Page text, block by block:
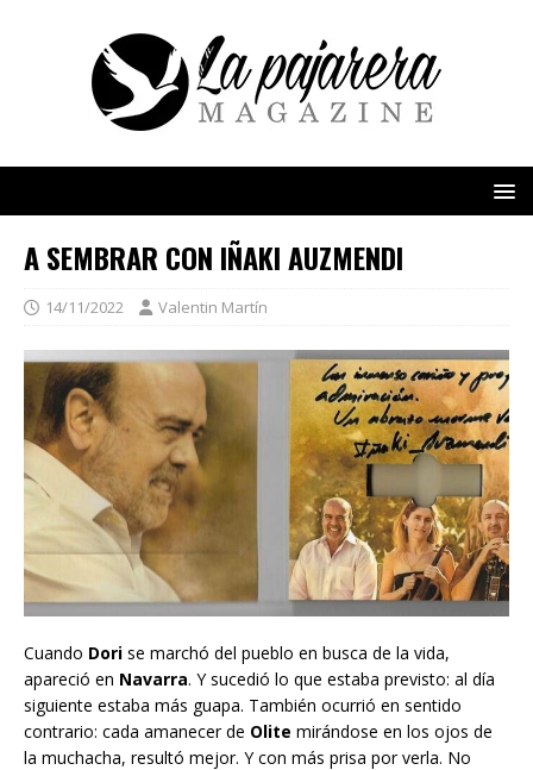
A SEMBRAR CON IÑAKI AUZMENDI
14/11/2022 Valentin Martín
Cuando Dori se marchó del pueblo en busca de la vida,
apareció en Navarra. Y sucedió lo que estaba previsto: al día
siguiente estaba más guapa. También ocurrió en sentido
contrario: cada amanecer de Olite mirándose en los ojos de
la muchacha, resultó mejor. Y con más prisa por verla. No